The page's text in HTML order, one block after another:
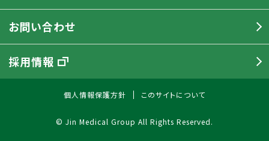
お問い合わせ
採用情報
個人情報保護方針 このサイトについて
© Jin Medical Group All Rights Reserved.